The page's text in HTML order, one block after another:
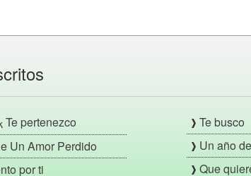
Te pertenezco
Un Amor Perdido
por ti
Te busco
Un año
Que